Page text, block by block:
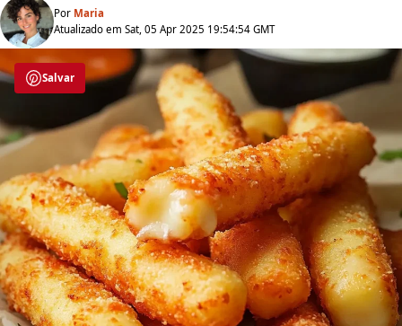
Por Maria
Atualizado em Sat, 05 Apr 2025 19:54:54 GMT
Salvar